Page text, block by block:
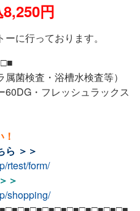
円
に行っております。
菌検査・浴槽水検査等）
・フレッシュラックス
ら ＞＞
rtest/form/
＞
shopping/